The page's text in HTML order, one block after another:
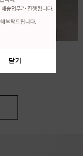
64,000원
닫기
닫기